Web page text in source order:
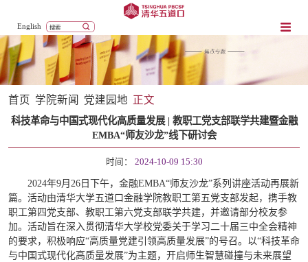
English
首页 学院新闻 党建园地 正文
科技革命与中国式现代化高质量发展 | 教职工党支部联学共建暨金融
EMBA“师友沙龙”线下研讨会
时间： 2024-10-09 15:30
2024年9月26日下午，金融EMBA“师友沙龙”系列讲座活动再展新
篇。活动由清华大学五道口金融学院教职工第五党支部发起，携手教
职工第四党支部、教职工第六党支部联学共建，并邀请部分校友参
加。活动旨在深入贯彻清华大学校党委关于学习二十届三中全会精神
的要求，积极响应“高质量党建引领高质量发展”的号召。以“科技革命
与中国式现代化高质量发展”为主题，开启师生智慧碰撞与未来展望